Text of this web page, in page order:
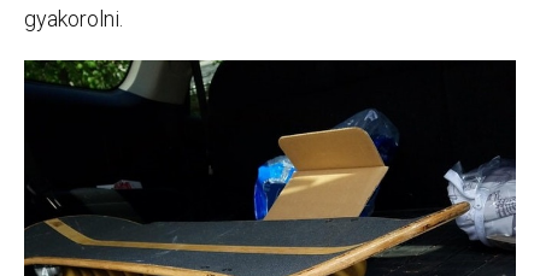
gyakorolni.